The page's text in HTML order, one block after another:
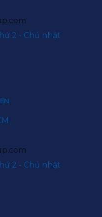
2 - Chủ nhật
2 - Chủ nhật